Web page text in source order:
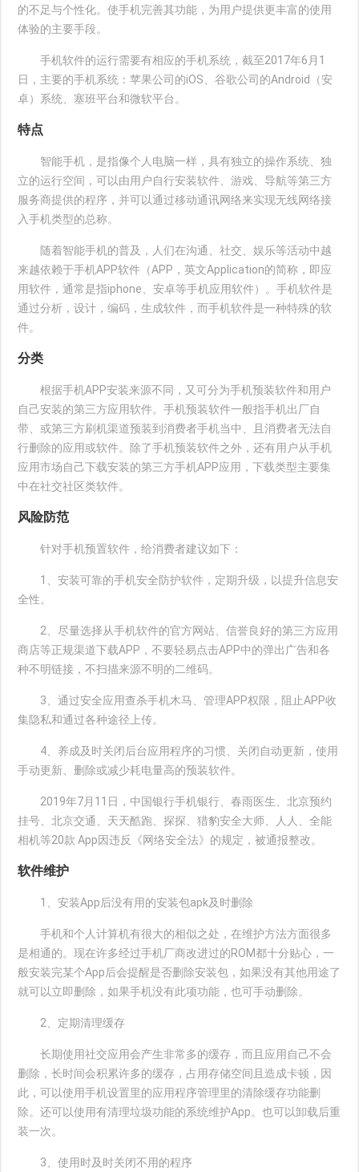
的不足与个性化。使手机完善其功能，为用户提供更丰富的使用
体验的主要手段。
手机软件的运行需要有相应的手机系统，截至2017年6月1
日，主要的手机系统：苹果公司的iOS、谷歌公司的Android（安
卓）系统、塞班平台和微软平台。
特点
智能手机，是指像个人电脑一样，具有独立的操作系统、独
立的运行空间，可以由用户自行安装软件、游戏、导航等第三方
服务商提供的程序，并可以通过移动通讯网络来实现无线网络接
入手机类型的总称。
随着智能手机的普及，人们在沟通、社交、娱乐等活动中越
来越依赖于手机APP软件（APP，英文Application的简称，即应
用软件，通常是指iphone、安卓等手机应用软件）。手机软件是
通过分析，设计，编码，生成软件，而手机软件是一种特殊的软
件。
分类
根据手机APP安装来源不同，又可分为手机预装软件和用户
自己安装的第三方应用软件。手机预装软件一般指手机出厂自
带、或第三方刷机渠道预装到消费者手机当中、且消费者无法自
行删除的应用或软件。除了手机预装软件之外，还有用户从手机
应用市场自己下载安装的第三方手机APP应用，下载类型主要集
中在社交社区类软件。
风险防范
针对手机预置软件，给消费者建议如下：
1、安装可靠的手机安全防护软件，定期升级，以提升信息安
全性。
2、尽量选择从手机软件的官方网站、信誉良好的第三方应用
商店等正规渠道下载APP，不要轻易点击APP中的弹出广告和各
种不明链接，不扫描来源不明的二维码。
3、通过安全应用查杀手机木马、管理APP权限，阻止APP收
集隐私和通过各种途径上传。
4、养成及时关闭后台应用程序的习惯、关闭自动更新，使用
手动更新、删除或减少耗电量高的预装软件。
2019年7月11日，中国银行手机银行、春雨医生、北京预约
挂号、北京交通、天天酷跑、探探、猎豹安全大师、人人、全能
相机等20款 App因违反《网络安全法》的规定，被通报整改。
软件维护
1、安装App后没有用的安装包apk及时删除
手机和个人计算机有很大的相似之处，在维护方法方面很多
是相通的。现在许多经过手机厂商改进过的ROM都十分贴心，一
般安装完某个App后会提醒是否删除安装包，如果没有其他用途了
就可以立即删除，如果手机没有此项功能，也可手动删除。
2、定期清理缓存
长期使用社交应用会产生非常多的缓存，而且应用自己不会
删除，长时间会积累许多的缓存，占用存储空间且造成卡顿，因
此，可以使用手机设置里的应用程序管理里的清除缓存功能删
除。还可以使用有清理垃圾功能的系统维护App。也可以卸载后重
装一次。
3、使用时及时关闭不用的程序